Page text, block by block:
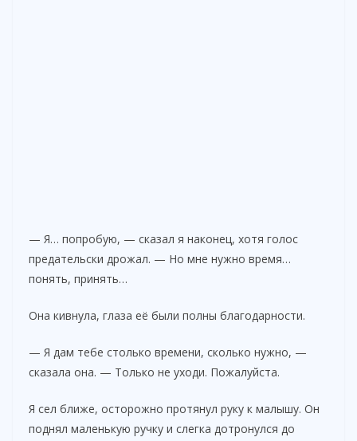
— Я… попробую, — сказал я наконец, хотя голос
предательски дрожал. — Но мне нужно время…
понять, принять…
Она кивнула, глаза её были полны благодарности.
— Я дам тебе столько времени, сколько нужно, —
сказала она. — Только не уходи. Пожалуйста.
Я сел ближе, осторожно протянул руку к малышу. Он
поднял маленькую ручку и слегка дотронулся до